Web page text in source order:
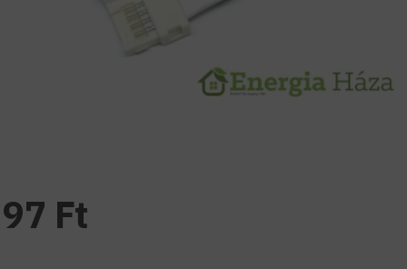
97 Ft